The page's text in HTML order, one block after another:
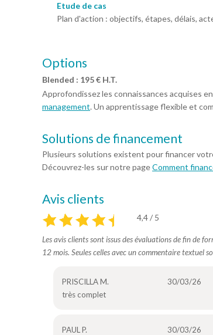
Etude de cas
Plan d'action : objectifs, étapes, délais,
Options
Blended : 195 € H.T.
Approfondissez les connaissances acquises
management. Un apprentissage flexible et
Solutions de financement
Plusieurs solutions existent pour financer
Découvrez-les sur notre pageComment
Avis clients
4,4 / 5
Les avis clients sont issus des évaluations de fin de
12 mois. Seules celles avec un commentaire textuel
PRISCILLA M. 30/03/26
très complet
PAUL P. 30/03/26